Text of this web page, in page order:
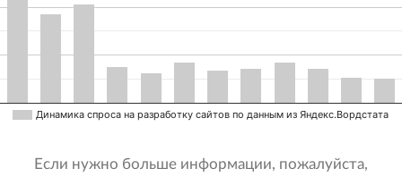
Динамика спроса на разработку сайтов по данным из Яндекс.Вордстата
Если нужно больше информации, пожалуйста,